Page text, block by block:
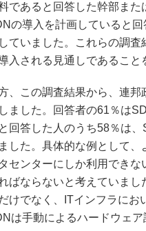
であると回答した幹部ま
の導入を計画していると
ていました。これらの調
入される見通しであること
、この調査結果から、連
ました。回答者の61％は
回答した人のうち58％は
した。具体的な例として
センターにしか利用でき
ばならないと考えていま
けでなく、ITインフラにお
は手動によるハードウェ